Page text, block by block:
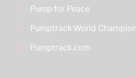
Pump for Peace
Pumptrack World
Pumptrack.com